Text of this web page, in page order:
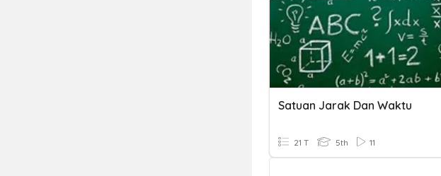
Satuan Jarak Dan Waktu
21 T 5th 11